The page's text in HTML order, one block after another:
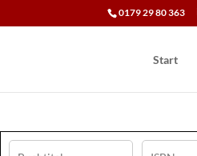
0179 29 80 363
Start